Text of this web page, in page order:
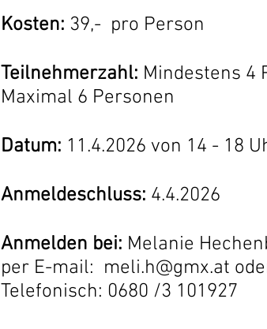
Kosten: 39,- pro Person
Teilnehmerzahl: Mindestens 4
Maximal 6 Personen
Datum: 11 .4.2026 von 14 - 18
Anmeldeschluss: 4.4.2026
Anmelden bei: Melanie
per E-mail: meli.h@gmx.at
Telefonisch: 0680 /3 101927